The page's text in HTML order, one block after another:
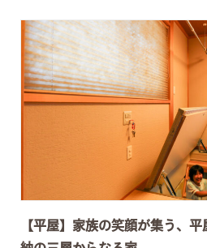
【平屋】家族の笑顔が集う、